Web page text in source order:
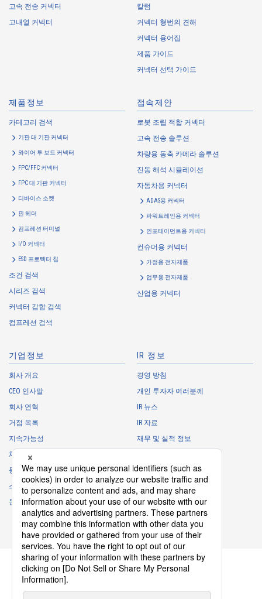
usage status on this website, including identifiers such as IP
information of Customers’ member services held by the Company.
Cookie information that is associated with personal information will be
handled in accordance with the following and the Cookie Policy.
2. Purposes of Use of Personal Information
The purposes of use of personal information acquired by the Company
are as follows: The Company may change the following purposes of
use to the extent which is deemed relevant, and in the event of such a
change, the Company shall notify or publicly announce the changed
purposes of use to the relevant person of the Customers, etc.
Customer Information
・
To inform the Customers, etc. of The Company’s products
・
To provide campaigns and events for the Customers, etc.
・
To improve customer service, including market research, data
analysis, and the planning and development of products and
To control the data of the Customers, etc.
To manage the progress of transactions with the Customers
・
To conduct questionnaires to the Customers, etc.
・
To respond to the inquiries from the Customers, etc.
Personal information of other companies, organizations, government
agency clients and business partners
・
To respond to inquiries, business negotiations, meetings, etc.
necessary for business and communication
・
For the performance of contracts or management of business
・
For requesting cooperation in questionnaire surveys, etc.
・
To report and notify government agencies and industry
associations
Shareholder personal information
・
For management of shareholders based on laws and regulations
・
To contact and deliver documents to shareholders
Personal information of job applicants
To send recruitment information to applicants for employment
・
For recruitment selection
고속 전송 커넥터
고내열 커넥터
칼럼
커넥터 형번의 견해
커넥터 용어집
제품 가이드
커넥터 선택 가이드
제품정보
카테고리 검색
기판 대 기판 커넥터
와이어 투 보드 커넥터
FPC/FFC 커넥터
FPC 대 기판 커넥터
디바이스 소켓
핀 헤더
컴프레션 터미널
I/O 커넥터
ESD 프로텍터 칩
조건 검색
시리즈 검색
커넥터 감합 검색
컴프레션 검색
접속제안
로봇 조립 적합 커넥터
고속 전송 솔루션
차량용 동축 카메라 솔루션
진동 해석 시뮬레이션
자동차용 커넥터
ADAS용 커넥터
파워트레인용 커넥터
인포테이먼트용 커넥터
컨슈머용 커넥터
가정용 전자제품
업무용 전자제품
산업용 커넥터
기업정보
회사 개요
CEO 인사말
회사 연혁
거점 목록
지속가능성
채용 정보
동아리
스폰서 활동
문의
IR 정보
경영 방침
개인 투자자 여러분께
IR 뉴스
IR 자료
재무 및 실적 정보
IR 캘린더
IR에 관한 자주 하는 질문
IR 정책
면책사항